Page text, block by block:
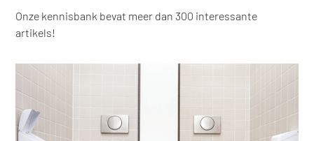
Onze kennisbank bevat meer dan 300 interessante
artikels!